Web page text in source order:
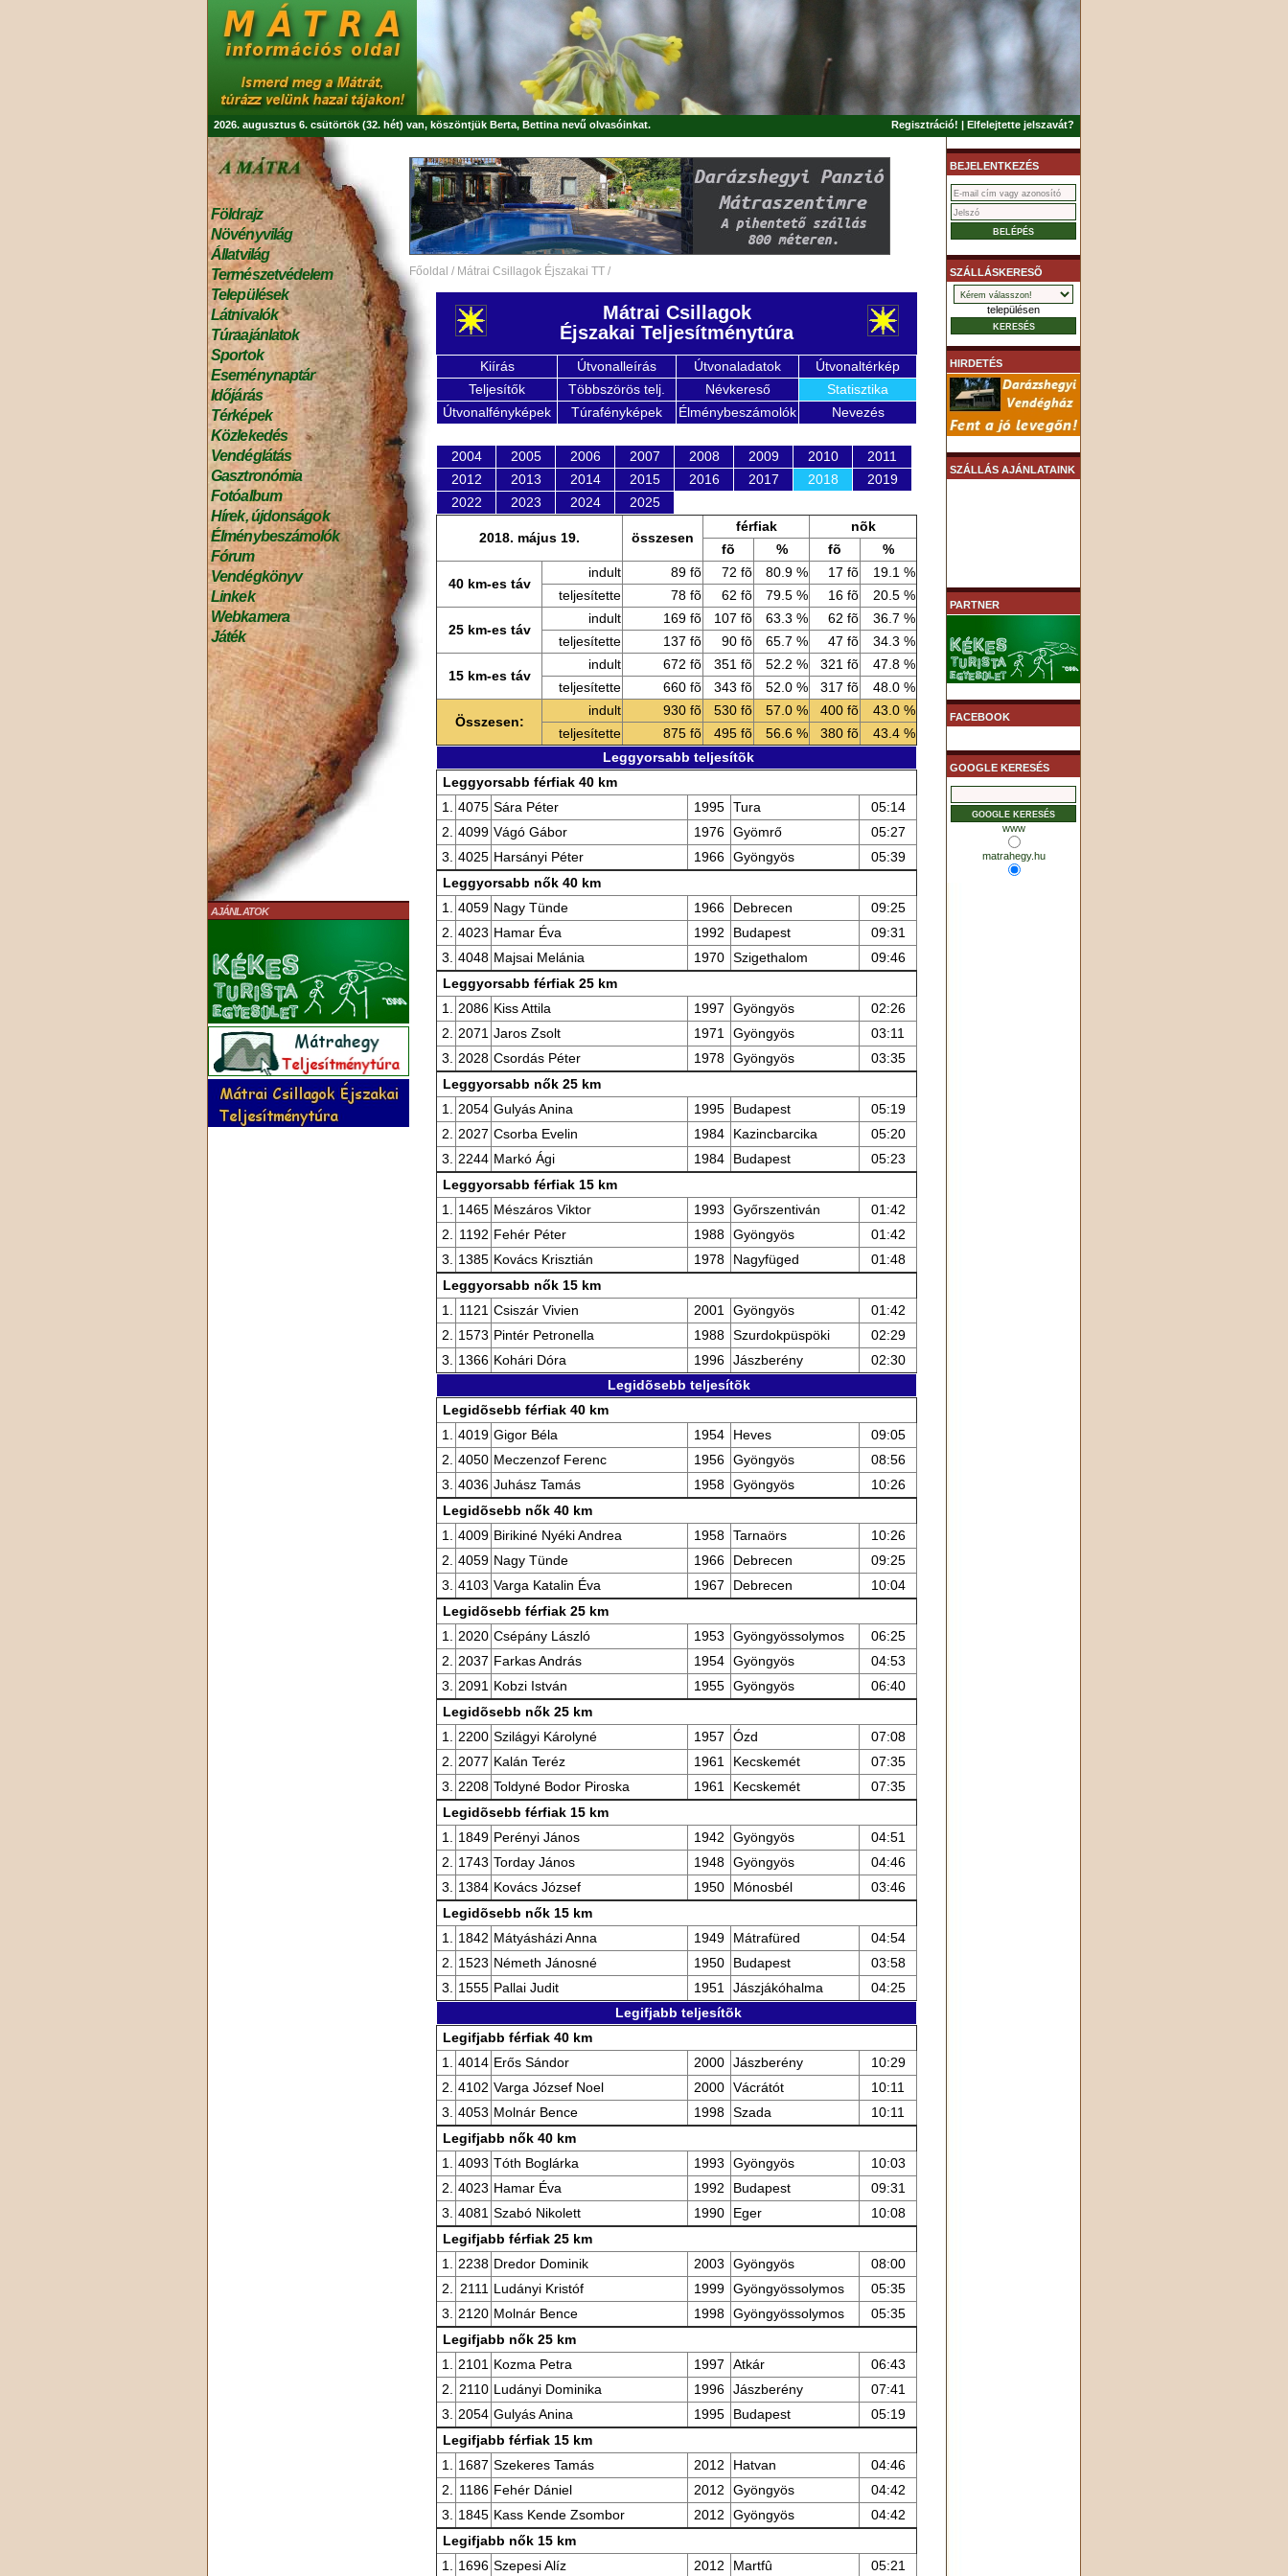
2026. augusztus 6. csütörtök (32. hét) van, köszöntjük Berta, Bettina nevű olvasóinkat. Regisztráció! | Elfelejtette jelszavát?
Földrajz
Növényvilág
Állatvilág
Természetvédelem
Települések
Látnivalók
Túraajánlatok
Sportok
Eseménynaptár
Időjárás
Térképek
Közlekedés
Vendéglátás
Gasztronómia
Fotóalbum
Hírek, újdonságok
Élménybeszámolók
Fórum
Vendégkönyv
Linkek
Webkamera
Játék
AJÁNLATOK
Főoldal / Mátrai Csillagok Éjszakai TT /
Mátrai Csillagok
Éjszakai Teljesítménytúra
Kiírás Útvonalleírás Útvonaladatok
Útvonaltérkép
Teljesítők
Többszörös telj. Névkereső
Statisztika
Útvonalfényképek
Túrafényképek Élménybeszámolók Nevezés
2004 2005 2006 2007 2008 2009 2010
2011
2012
2013 2014 2015 2016 2017 2018
2019
2022
2023 2024 2025
2018. május 19. összesen
férfiak
nõk
fõ
% fõ %
40 km-es táv
indult 89 fõ 72 fõ 80.9 % 17 fõ
19.1 %
teljesítette
78 fõ 62 fõ 79.5 % 16 fõ 20.5 %
25 km-es táv
indult 169 fõ 107 fõ 63.3 % 62 fõ
36.7 %
teljesítette
137 fõ 90 fõ 65.7 % 47 fõ 34.3 %
15 km-es táv
indult 672 fõ 351 fõ 52.2 % 321 fõ
47.8 %
teljesítette
660 fõ 343 fõ 52.0 % 317 fõ 48.0 %
Összesen:
indult 930 fõ 530 fõ 57.0 % 400 fõ
43.0 %
teljesítette
875 fõ 495 fõ 56.6 % 380 fõ
43.4 %
Leggyorsabb teljesítõk
Leggyorsabb férfiak 40 km
1.
4075 Sára Péter 1995 Tura
05:14
2.
4099 Vágó Gábor 1976 Gyömrő
05:27
3.
4025 Harsányi Péter 1966 Gyöngyös
05:39
Leggyorsabb nők 40 km
1.
4059 Nagy Tünde 1966 Debrecen
09:25
2.
4023 Hamar Éva 1992 Budapest
09:31
3.
4048 Majsai Melánia 1970 Szigethalom
09:46
Leggyorsabb férfiak 25 km
1.
2086 Kiss Attila 1997 Gyöngyös
02:26
2.
2071 Jaros Zsolt 1971 Gyöngyös
03:11
3.
2028 Csordás Péter 1978 Gyöngyös
03:35
Leggyorsabb nők 25 km
1.
2054 Gulyás Anina 1995 Budapest
05:19
2.
2027 Csorba Evelin 1984 Kazincbarcika
05:20
3.
2244 Markó Ági 1984 Budapest
05:23
Leggyorsabb férfiak 15 km
1.
1465 Mészáros Viktor 1993 Győrszentiván
01:42
2.
1192 Fehér Péter 1988 Gyöngyös
01:42
3.
1385 Kovács Krisztián 1978 Nagyfüged
01:48
Leggyorsabb nők 15 km
1.
1121 Csiszár Vivien 2001 Gyöngyös
01:42
2.
1573 Pintér Petronella 1988 Szurdokpüspöki
02:29
3.
1366 Kohári Dóra 1996 Jászberény
02:30
Legidõsebb teljesítõk
Legidõsebb férfiak 40 km
1.
4019 Gigor Béla 1954 Heves
09:05
2.
4050 Meczenzof Ferenc 1956 Gyöngyös
08:56
3.
4036 Juhász Tamás 1958 Gyöngyös
10:26
Legidõsebb nők 40 km
1.
4009 Birikiné Nyéki Andrea 1958 Tarnaörs
10:26
2.
4059 Nagy Tünde 1966 Debrecen
09:25
3.
4103 Varga Katalin Éva 1967 Debrecen
10:04
Legidõsebb férfiak 25 km
1.
2020 Csépány László 1953 Gyöngyössolymos
06:25
2.
2037 Farkas András 1954 Gyöngyös
04:53
3.
2091 Kobzi István 1955 Gyöngyös
06:40
Legidõsebb nők 25 km
1.
2200 Szilágyi Károlyné 1957 Ózd
07:08
2.
2077 Kalán Teréz 1961 Kecskemét
07:35
3.
2208 Toldyné Bodor Piroska 1961 Kecskemét
07:35
Legidõsebb férfiak 15 km
1.
1849 Perényi János 1942 Gyöngyös
04:51
2.
1743 Torday János 1948 Gyöngyös
04:46
3.
1384 Kovács József 1950 Mónosbél
03:46
Legidõsebb nők 15 km
1.
1842 Mátyásházi Anna 1949 Mátrafüred
04:54
2.
1523 Németh Jánosné 1950 Budapest
03:58
3.
1555 Pallai Judit 1951 Jászjákóhalma
04:25
Legifjabb teljesítõk
Legifjabb férfiak 40 km
1.
4014 Erős Sándor 2000 Jászberény
10:29
2.
4102 Varga József Noel 2000 Vácrátót
10:11
3.
4053 Molnár Bence 1998 Szada
10:11
Legifjabb nők 40 km
1.
4093 Tóth Boglárka 1993 Gyöngyös
10:03
2.
4023 Hamar Éva 1992 Budapest
09:31
3.
4081 Szabó Nikolett 1990 Eger
10:08
Legifjabb férfiak 25 km
1.
2238 Dredor Dominik 2003 Gyöngyös
08:00
2.
2111 Ludányi Kristóf 1999 Gyöngyössolymos
05:35
3.
2120 Molnár Bence 1998 Gyöngyössolymos
05:35
Legifjabb nők 25 km
1.
2101 Kozma Petra 1997 Atkár
06:43
2.
2110 Ludányi Dominika 1996 Jászberény
07:41
3.
2054 Gulyás Anina 1995 Budapest
05:19
Legifjabb férfiak 15 km
1.
1687 Szekeres Tamás 2012 Hatvan
04:46
2.
1186 Fehér Dániel 2012 Gyöngyös
04:42
3.
1845 Kass Kende Zsombor 2012 Gyöngyös
04:42
Legifjabb nők 15 km
1.
1696 Szepesi Alíz 2012 Martfû 05:21
BEJELENTKEZÉS
SZÁLLÁSKERESÕ
településen
HIRDETÉS
SZÁLLÁS AJÁNLATAINK
PARTNER
FACEBOOK
GOOGLE KERESÉS
www
matrahegy.hu